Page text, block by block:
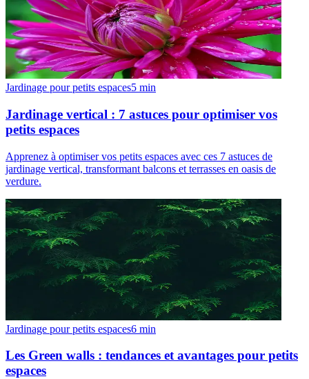
Jardinage pour petits espaces5 min
Jardinage vertical : 7 astuces pour optimiser vos
petits espaces
Apprenez à optimiser vos petits espaces avec ces 7 astuces de
jardinage vertical, transformant balcons et terrasses en oasis de
verdure.
Jardinage pour petits espaces6 min
Les Green walls : tendances et avantages pour petits
espaces